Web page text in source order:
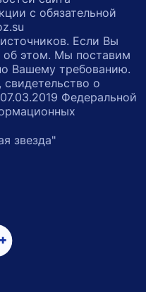
с обязательной
Если Вы
об этом. Мы поставим
Вашему требованию.
свидетельство о
Федеральной
звезда"